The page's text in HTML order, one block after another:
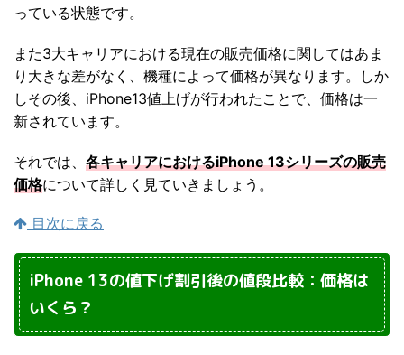
っている状態です。
また3大キャリアにおける現在の販売価格に関してはあま
り大きな差がなく、機種によって価格が異なります。しか
しその後、iPhone13値上げが行われたことで、価格は一
新されています。
それでは、 各キャリアにおけるiPhone 13シリーズの販売
価格について詳しく見ていきましょう。
目次に戻る
iPhone 13の値下げ割引後の値段比較：価格は
いくら？